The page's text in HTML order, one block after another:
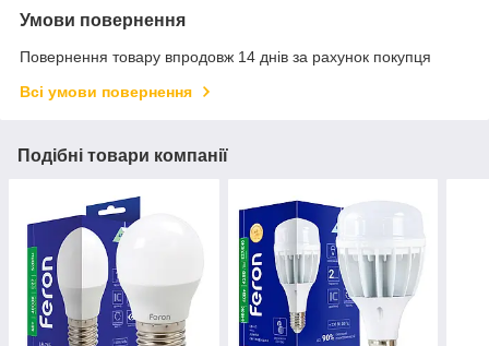
Умови повернення
Повернення товару впродовж 14 днів за рахунок покупця
Всі умови повернення
Подібні товари компанії